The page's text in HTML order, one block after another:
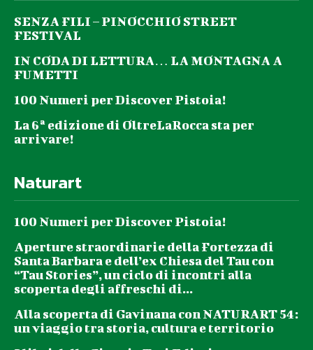
SENZA FILI – PINOCCHIO STREET
FESTIVAL
IN CODA DI LETTURA… LA MONTAGNA A
FUMETTI
100 Numeri per Discover Pistoia!
La 6ª edizione di OltreLaRocca sta per
arrivare!
Naturart
100 Numeri per Discover Pistoia!
Aperture straordinarie della Fortezza di
Santa Barbara e dell’ex Chiesa del Tau con
“Tau Stories”, un ciclo di incontri alla
scoperta degli affreschi di...
Alla scoperta di Gavinana con NATURART 54:
un viaggio tra storia, cultura e territorio